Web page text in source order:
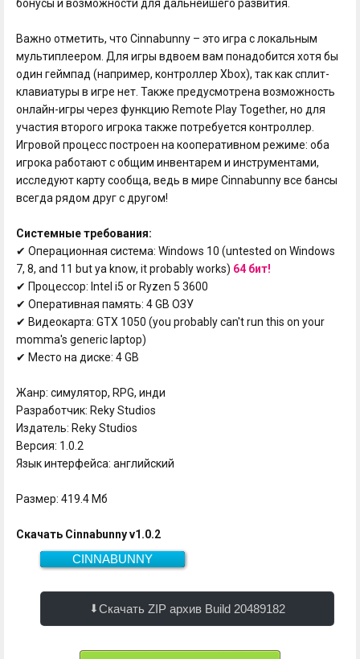
бонусы и возможности для дальнейшего развития.
Важно отметить, что Cinnabunny – это игра с локальным
мультиплеером. Для игры вдвоем вам понадобится хотя бы
один геймпад (например, контроллер Xbox), так как сплит-
клавиатуры в игре нет. Также предусмотрена возможность
онлайн-игры через функцию Remote Play Together, но для
участия второго игрока также потребуется контроллер.
Игровой процесс построен на кооперативном режиме: оба
игрока работают с общим инвентарем и инструментами,
исследуют карту сообща, ведь в мире Cinnabunny все бансы
всегда рядом друг с другом!
Системные требования:
✔ Операционная система: Windows 10 (untested on Windows
7, 8, and 11 but ya know, it probably works) 64 бит!
✔ Процессор: Intel i5 or Ryzen 5 3600
✔ Оперативная память: 4 GB ОЗУ
✔ Видеокарта: GTX 1050 (you probably can't run this on your
momma's generic laptop)
✔ Место на диске: 4 GB
Жанр: симулятор, RPG, инди
Разработчик: Reky Studios
Издатель: Reky Studios
Версия: 1.0.2
Язык интерфейса: английский
Размер: 419.4 Мб
Скачать Cinnabunny v1.0.2
CINNABUNNY
419.4 Мб
Скачать
Скачать ZIP архив Build 20489182